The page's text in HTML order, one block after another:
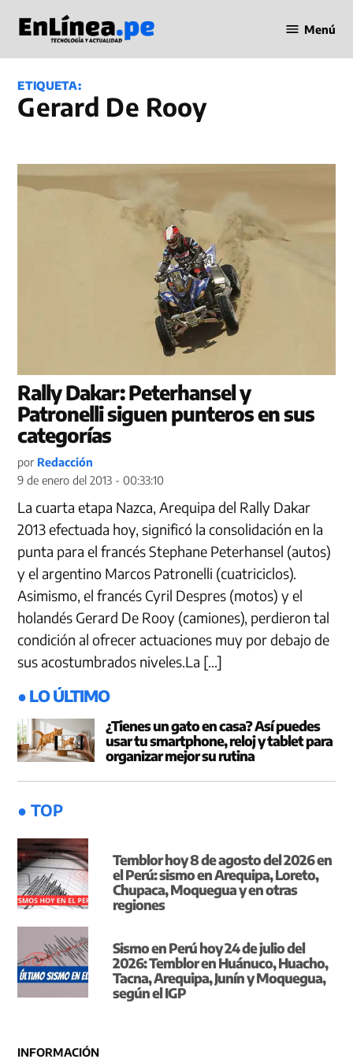
contenido
en Línea
Menú
ETIQUETA:
Gerard De Rooy
Rally Dakar: Peterhansel y
Patronelli siguen punteros en sus
categorías
por Redacción
9 de enero del 2013 - 00:33:10
La cuarta etapa Nazca, Arequipa del Rally Dakar
2013 efectuada hoy, significó la consolidación en la
punta para el francés Stephane Peterhansel (autos)
y el argentino Marcos Patronelli (cuatriciclos).
Asimismo, el francés Cyril Despres (motos) y el
holandés Gerard De Rooy (camiones), perdieron tal
condición al ofrecer actuaciones muy por debajo de
sus acostumbrados niveles.La […]
● LO ÚLTIMO
¿Tienes un gato en casa? Así puedes
usar tu smartphone, reloj y tablet para
organizar mejor su rutina
● TOP
Temblor hoy 8 de agosto del 2026 en
el Perú: sismo en Arequipa, Loreto,
Chupaca, Moquegua y en otras
regiones
Sismo en Perú hoy 24 de julio del
2026: Temblor en Huánuco, Huacho,
Tacna, Arequipa, Junín y Moquegua,
según el IGP
INFORMACIÓN